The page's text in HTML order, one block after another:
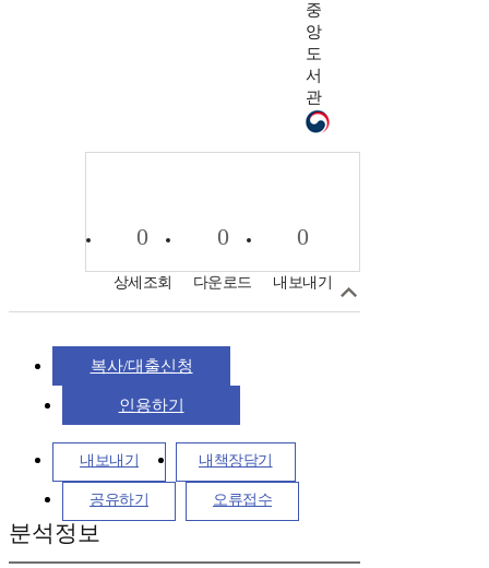
중
앙
도
서
관
0
상세조회
0
다운로드
0
내보내기
복사/대출신청
인용하기
내보내기 내책장담기
공유하기 오류접수
분석정보